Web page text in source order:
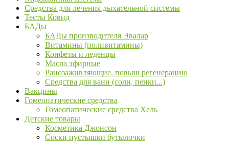
Средства для лечения дыхательной системы
Тесты Ковид
БАДы
БАДы производителя Эвалар
Витамины (поливитамины)
Конфеты и леденцы
Масла эфирные
Ранозаживляющие, повыш регенерацию
Средства для ванн (соли, пенки...)
Вакцины
Гомеопатические средства
Гомеопатические средства Хель
Детские товары
Косметика Джонсон
Соски пустышки бутылочки